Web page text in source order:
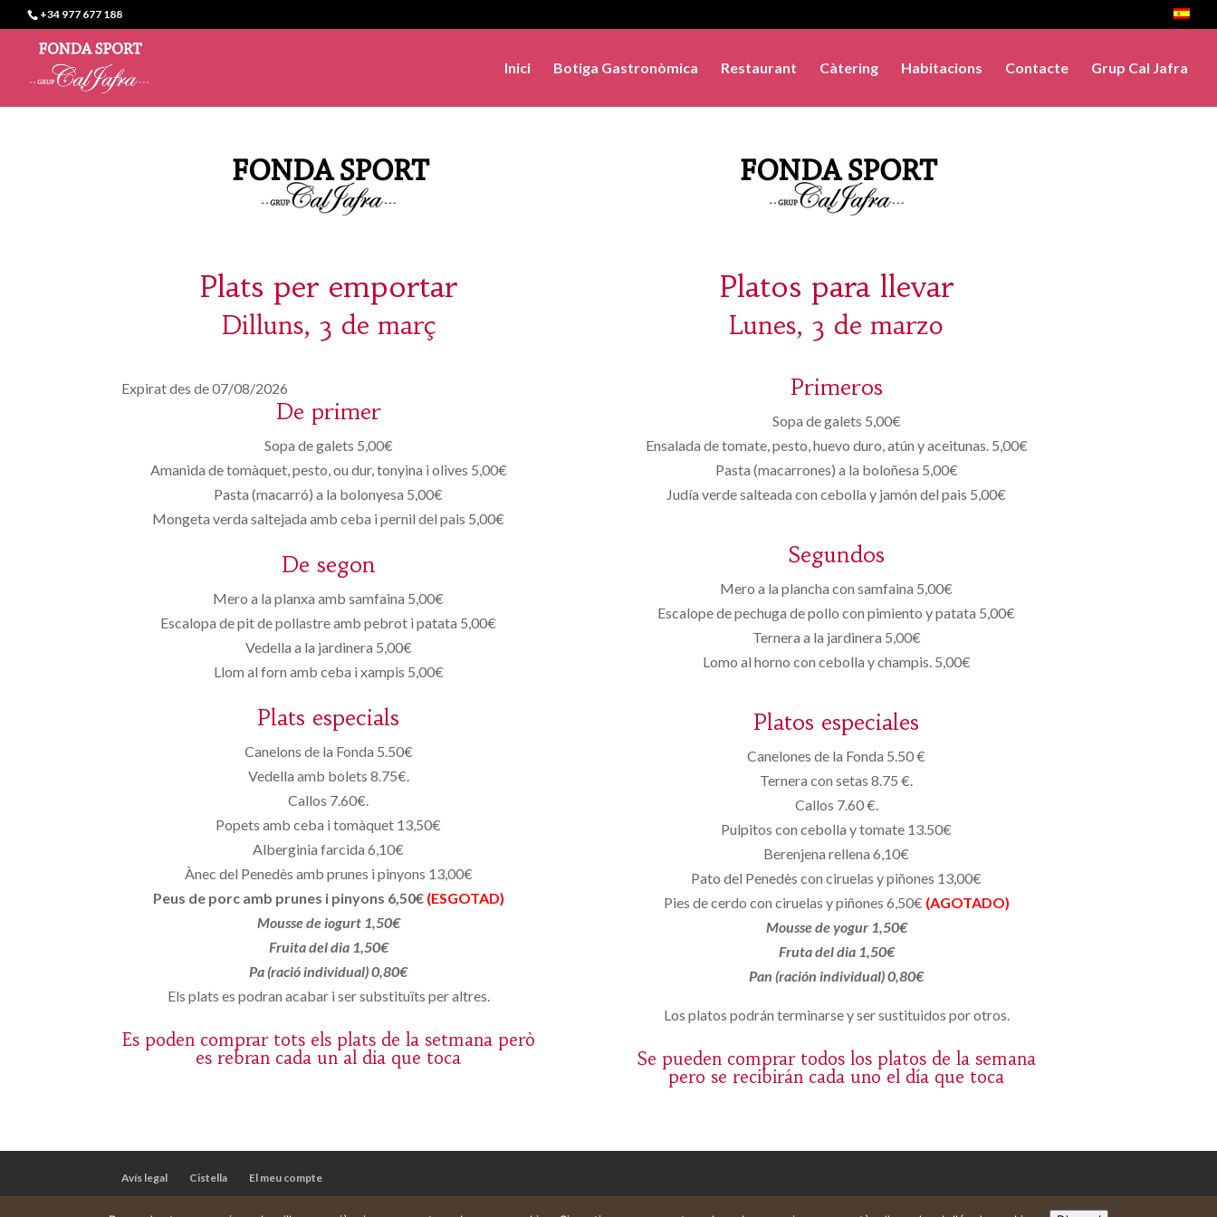
+34 977 677 188
Inici Botiga Gastronòmica Restaurant Càtering Habitacions Contacte Grup Cal Jafra
Plats per emportar
Dilluns, 3 de març
Expirat des de 07/08/2026
De primer
Sopa de galets 5,00€
Amanida de tomàquet, pesto, ou dur, tonyina i olives 5,00€
Pasta (macarró) a la bolonyesa 5,00€
Mongeta verda saltejada amb ceba i pernil del pais 5,00€
De segon
Mero a la planxa amb samfaina 5,00€
Escalopa de pit de pollastre amb pebrot i patata 5,00€
Vedella a la jardinera 5,00€
Llom al forn amb ceba i xampis 5,00€
Plats especials
Canelons de la Fonda 5.50€
Vedella amb bolets 8.75€.
Callos 7.60€.
Popets amb ceba i tomàquet 13,50€
Alberginia farcida 6,10€
Ànec del Penedès amb prunes i pinyons 13,00€
Peus de porc amb prunes i pinyons 6,50€(ESGOTAD)
Mousse de iogurt 1,50€
Fruita del dia 1,50€
Pa (ració individual) 0,80€
Els plats es podran acabar i ser substituïts per altres.
Es poden comprar tots els plats de la setmana però
es rebran cada un al dia que toca
Platos para llevar
Lunes, 3 de marzo
Primeros
Sopa de galets 5,00€
Ensalada de tomate, pesto, huevo duro, atún y aceitunas. 5,00€
Pasta (macarrones) a la boloñesa 5,00€
Judía verde salteada con cebolla y jamón del pais 5,00€
Segundos
Mero a la plancha con samfaina 5,00€
Escalope de pechuga de pollo con pimiento y patata 5,00€
Ternera a la jardinera 5,00€
Lomo al horno con cebolla y champis. 5,00€
Platos especiales
Canelones de la Fonda 5.50 €
Ternera con setas 8.75 €.
Callos 7.60 €.
Pulpitos con cebolla y tomate 13.50€
Berenjena rellena 6,10€
Pato del Penedès con ciruelas y piñones 13,00€
Pies de cerdo con ciruelas y piñones 6,50€ (AGOTADO)
Mousse de yogur 1,50€
Fruta del dia 1,50€
Pan (ración individual) 0,80€
Los platos podrán terminarse y ser sustituidos por otros.
Se pueden comprar todos los platos de la semana
pero se recibirán cada uno el día que toca
Avís legal Cistella El meu compte